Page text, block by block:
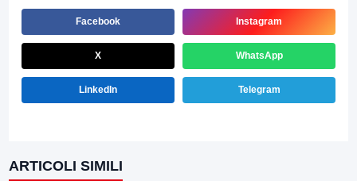
Facebook Instagram
X WhatsApp
LinkedIn Telegram
ARTICOLI SIMILI